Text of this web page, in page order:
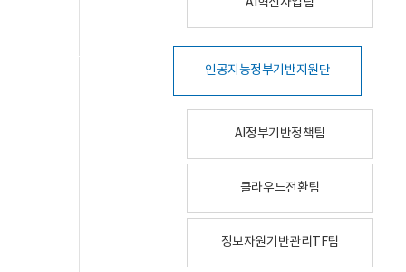
인공지능정부기반지원단
AI정부기반정책팀
클라우드전환팀
정보자원기반관리TF팀